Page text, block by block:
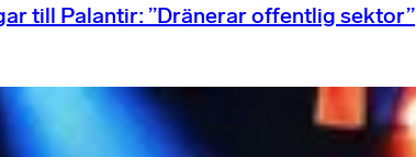
till Palantir: ”Dränerar offentlig sektor”